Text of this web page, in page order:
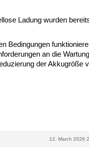
Ladung wurden
Bedingungen
an die
der Akkugröße
12. March 2026